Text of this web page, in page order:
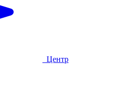
Центр